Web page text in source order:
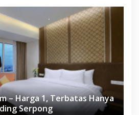
– Harga 1, Terbatas Hanya
Serpong